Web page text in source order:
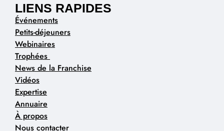
LIENS RAPIDES
Événements
Petits-déjeuners
Webinaires
Trophées
News de la Franchise
Vidéos
Expertise
Annuaire
À propos
Nous contacter